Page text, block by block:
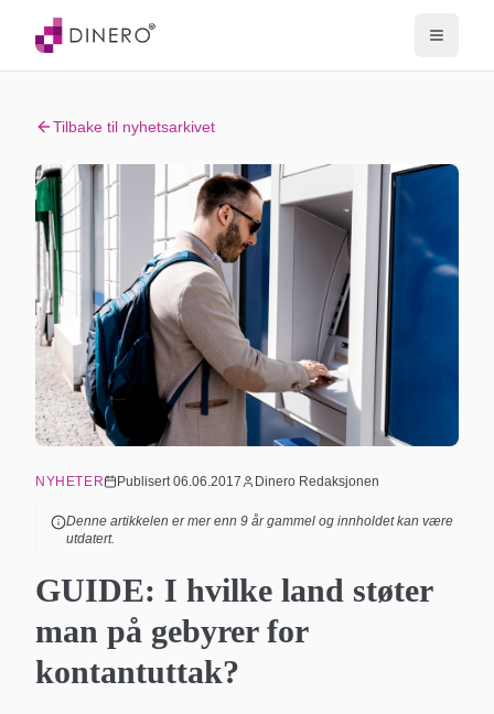
Tilbake til nyhetsarkivet
NYHETER Publisert06.06.2017 Dinero Redaksjonen
Denne artikkelen er mer enn 9 år gammel og innholdet kan være
utdatert.
GUIDE: I hvilke land støter
man på gebyrer for
kontantuttak?